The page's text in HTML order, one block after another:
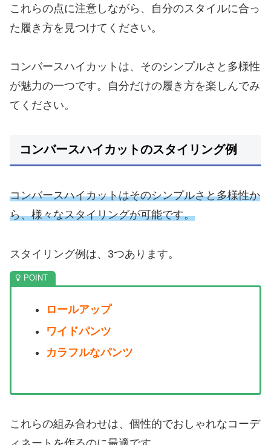
これらの点に注意しながら、自分のスタイルに合っ
た履き方を見つけてください。
コンバースハイカットは、そのシンプルさと多様性
が魅力の一つです。自分だけの履き方を楽しんでみ
てください。
コンバースハイカットのスタイリング例
コンバースハイカットはそのシンプルさと多様性か
ら、様々なスタイリングが可能です。
スタイリング例は、3つあります。
ロールアップ
ワイドパンツ
カラフルなパンツ
これらの組み合わせは、個性的でおしゃれなコーデ